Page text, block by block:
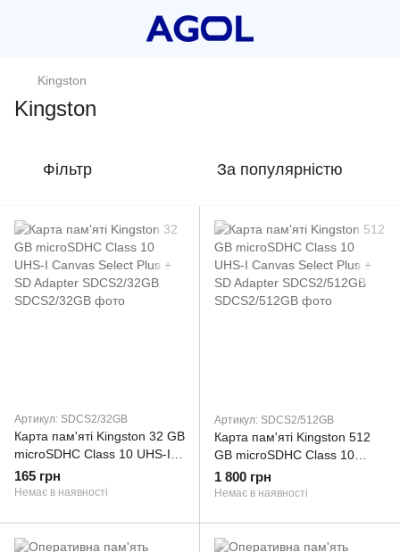
Kingston
Kingston
Фільтр За популярністю
Артикул: SDCS2/32GB
Карта пам'яті Kingston 32 GB
microSDHC Class 10 UHS-I
Canvas Select Plus + SD
Adapter SDCS2/32GB
165 грн
Немає в наявності
Артикул: SDCS2/512GB
Карта пам'яті Kingston 512
GB microSDHC Class 10
UHS-I Canvas Select Plus +
SD Adapter SDCS2/512GB
1 800 грн
Немає в наявності